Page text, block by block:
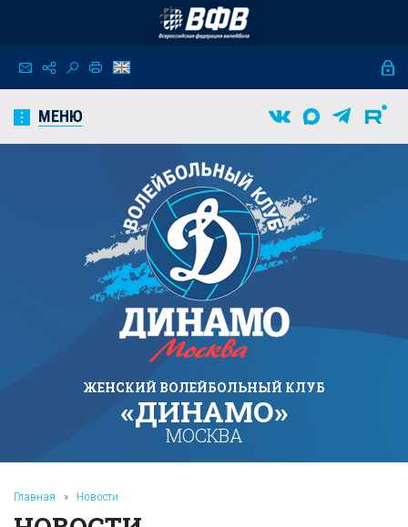
МЕНЮ
ЖЕНСКИЙ ВОЛЕЙБОЛЬНЫЙ КЛУБ
«ДИНАМО»
МОСКВА
Главная » Новости